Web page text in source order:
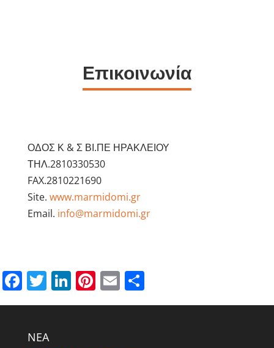
Επικοινωνία
ΟΔΟΣ Κ & Σ ΒΙ.ΠΕ ΗΡΑΚΛΕΙΟΥ
ΤΗΛ.2810330530
FAX.2810221690
Site. www.marmidomi.gr
Email. info@marmidomi.gr
Facebook
Twitter
LinkedIn
Pinterest
Email
NEA